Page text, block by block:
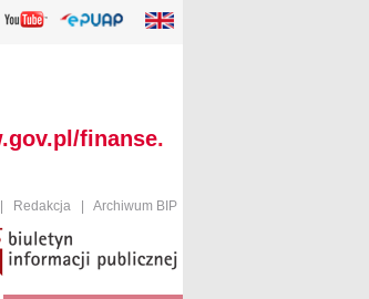
finanse.
Redakcja Archiwum BIP